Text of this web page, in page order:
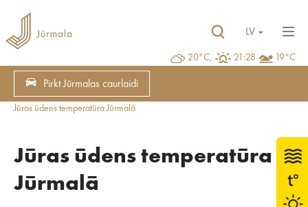
20°C, 21:28 19°C
LV
Pirkt Jūrmalas caurlaidi
Jūras ūdens temperatūra Jūrmalā
Jūras ūdens temperatūra
Jūrmalā